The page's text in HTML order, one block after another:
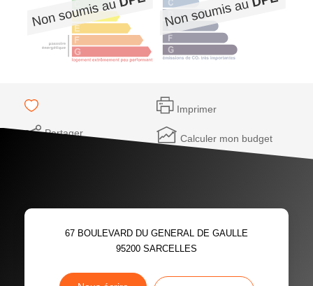
Imprimer
Partager Calculer mon budget
67 BOULEVARD DU GENERAL DE GAULLE
95200 SARCELLES